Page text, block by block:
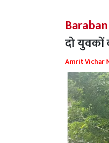
दो युवकों
Amrit Vichar